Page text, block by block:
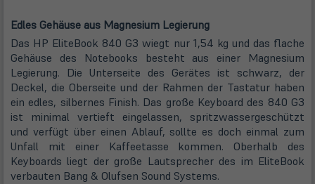
Edles Gehäuse aus Magnesium Legierung
Das HP EliteBook 840 G3 wiegt nur 1,54 kg und das flache
Gehäuse des Notebooks besteht aus einer Magnesium
Legierung. Die Unterseite des Gerätes ist schwarz, der
Deckel, die Oberseite und der Rahmen der Tastatur haben
ein edles, silbernes Finish. Das große Keyboard des 840 G3
ist minimal vertieft eingelassen, spritzwassergeschützt
und verfügt über einen Ablauf, sollte es doch einmal zum
Unfall mit einer Kaffeetasse kommen. Oberhalb des
Keyboards liegt der große Lautsprecher des im EliteBook
verbauten Bang & Olufsen Sound Systems.